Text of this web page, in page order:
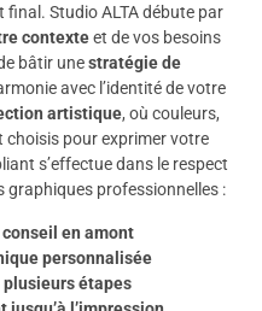
Studio ALTA débute par
contexteet de vos besoins
bâtir unestratégie de
avec l’identité de votre
artistique, où couleurs,
pour exprimer votre
s’effectue dans le respect
graphiques professionnelles :
en amont
personnalisée
étapes